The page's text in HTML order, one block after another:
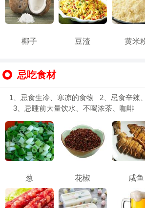
椰子 豆渣 黄米
忌吃食材
1、忌食生冷、寒凉的食物 2、忌食辛辣
3、忌睡前大量饮水、不喝浓茶、咖啡
葱 花椒 咸鱼